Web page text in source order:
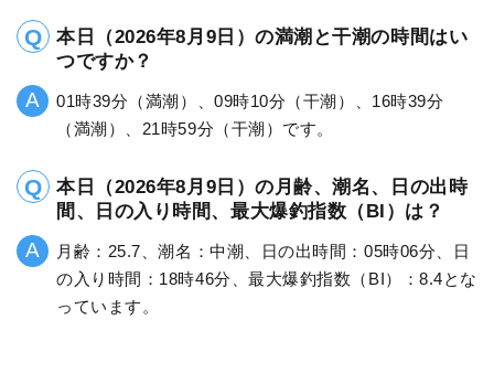
本日（2026年8月9日）の満潮と干潮の時間はい
つですか？
01時39分（満潮）、09時10分（干潮）、16時39分
（満潮）、21時59分（干潮）です。
本日（2026年8月9日）の月齢、潮名、日の出時
間、日の入り時間、最大爆釣指数（BI）は？
月齢：25.7、潮名：中潮、日の出時間：05時06分、日
の入り時間：18時46分、最大爆釣指数（BI）：8.4とな
っています。